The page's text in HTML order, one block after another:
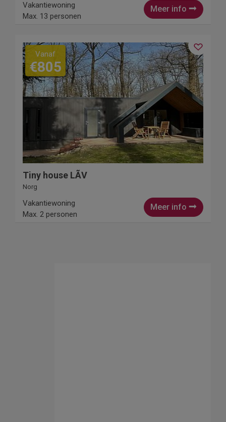
Meer info
Vakantiewoning
Max. 13 personen
Vanaf
€805
Tiny house LÃV
Norg
Meer info
Vakantiewoning
Max. 2 personen